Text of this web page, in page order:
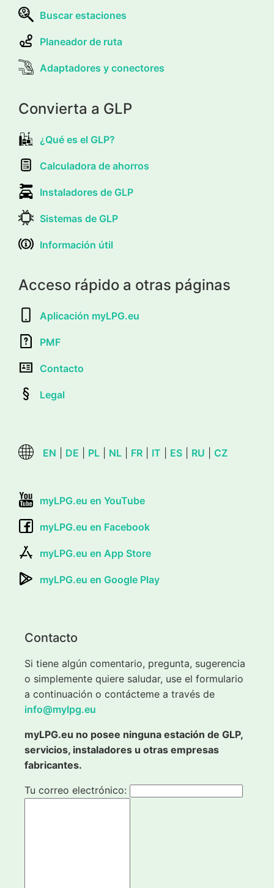
Buscar estaciones
Planeador de ruta
Adaptadores y conectores
Convierta a GLP
¿Qué es el GLP?
Calculadora de ahorros
Instaladores de GLP
Sistemas de GLP
Información útil
Acceso rápido a otras páginas
Aplicación myLPG.eu
PMF
Contacto
Legal
EN DE PL NL FR IT ES RU CZ
myLPG.eu en YouTube
myLPG.eu en Facebook
myLPG.eu en App Store
myLPG.eu en Google Play
Contacto
Si tiene algún comentario, pregunta, sugerencia
o simplemente quiere saludar, use el formulario
a continuación o contácteme a través de
info@mylpg.eu
myLPG.eu no posee ninguna estación de GLP,
servicios, instaladores u otras empresas
fabricantes.
Tu correo electrónico: